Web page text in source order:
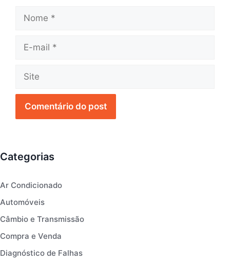
Nome
Site
Categorias
Ar Condicionado
Automóveis
Câmbio e Transmissão
Compra e Venda
Diagnóstico de Falhas